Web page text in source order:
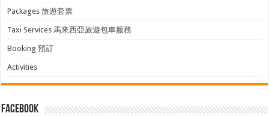
Packages 旅遊套票
Taxi Services 馬來西亞旅遊包車服務
Booking 預訂
Activities
facebook